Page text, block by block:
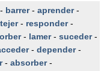
barrer- aprender-
tejer- responder-
- lamer- suceder-
- depender-
- absorber-